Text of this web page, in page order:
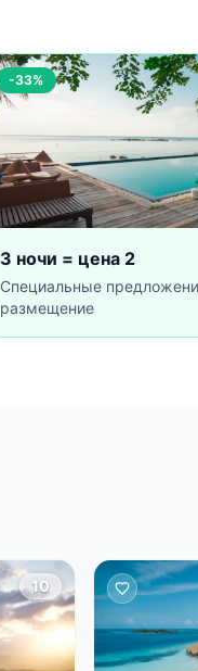
-33%
3 ночи = цена 2
Специальные
размещение
10